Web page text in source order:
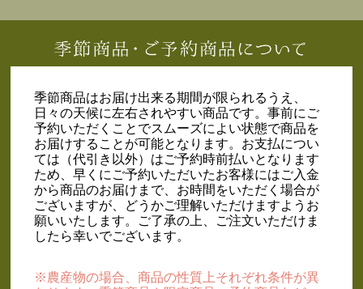
季節商品はお届け出来る期間が限られるうえ、
日々の天候に左右されやすい商品です。事前にご
予約いただくことでスムーズによい状態で商品を
お届けすることが可能となります。お支払につい
ては（代引き以外）はご予約時前払いとなります
ため、早くにご予約いただいたお客様にはご入金
から商品のお届けまで、お時間をいただく場合が
ございますが、どうかご理解いただけますようお
願いいたします。ご了承の上、ご注文いただけま
したら幸いでございます。
※農産物の場合、商品の性質上それぞれ条件が異